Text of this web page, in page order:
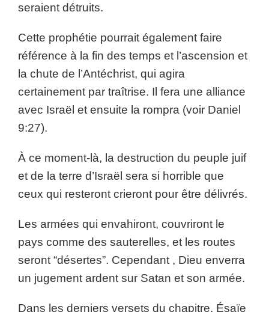
seraient détruits.
Cette prophétie pourrait également faire
référence à la fin des temps et l’ascension et
la chute de l’Antéchrist, qui agira
certainement par traîtrise. Il fera une alliance
avec Israël et ensuite la rompra (voir Daniel
9:27).
À ce moment-là, la destruction du peuple juif
et de la terre d’Israël sera si horrible que
ceux qui resteront crieront pour être délivrés.
Les armées qui envahiront, couvriront le
pays comme des sauterelles, et les routes
seront “désertes”. Cependant , Dieu enverra
un jugement ardent sur Satan et son armée.
Dans les derniers versets du chapitre, Ésaïe